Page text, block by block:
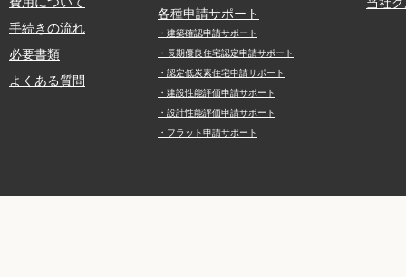
手続きの流れ
必要書類
よくある質問
各種申請サポート
・建築確認申請サポート
・長期優良住宅認定申請サポート
・認定低炭素住宅申請サポート
・建設性能評価申請サポート
・設計性能評価申請サポート
・フラット申請サポート